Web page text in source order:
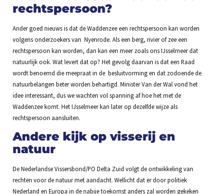
rechtspersoon?
Ander goed nieuws is dat de Waddenzee een rechtspersoon kan worden
volgens onderzoekers van Nyenrode. Als een berg, rivier of zee een
rechtspersoon kan worden, dan kan een meer zoals ons IJsselmeer dat
natuurlijk ook. Wat levert dat op? Het gevolg daarvan is dat een Raad
wordt benoemd die meepraat in de besluitvorming en dat zodoende de
natuurbelangen beter worden behartigd. Minister Van der Wal vond het
idee interessant, dus we wachten vol spanning af hoe het met de
Waddenzee komt. Het IJsselmeer kan later op dezelfde wijze als
rechtspersoon aansluiten.
Andere kijk op visserij en
natuur
De Nederlandse Vissersbond/PO Delta Zuid volgt de ontwikkeling van
rechten voor de natuur met aandacht. Wellicht dat er door politiek
Nederland en Europa in de nabije toekomst anders zal worden gekeken